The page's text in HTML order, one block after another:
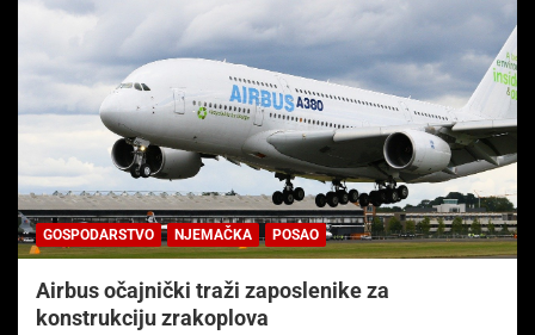
GOSPODARSTVO NJEMAČKA POSAO
Airbus očajnički traži zaposlenike za
konstrukciju zrakoplova